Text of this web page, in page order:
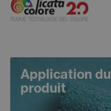
Application du
produit